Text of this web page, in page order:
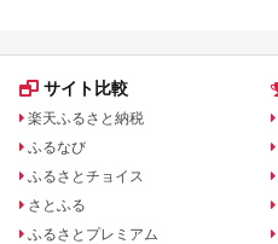
サイト比較
楽天ふるさと納税
ふるなび
ふるさとチョイス
さとふる
ふるさとプレミアム